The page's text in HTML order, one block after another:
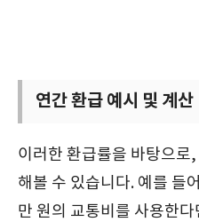
연간 환급 예시 및 계산
이러한 환급률을 바탕으로
해볼 수 있습니다. 예를 들
만 원의 교통비를 사용한